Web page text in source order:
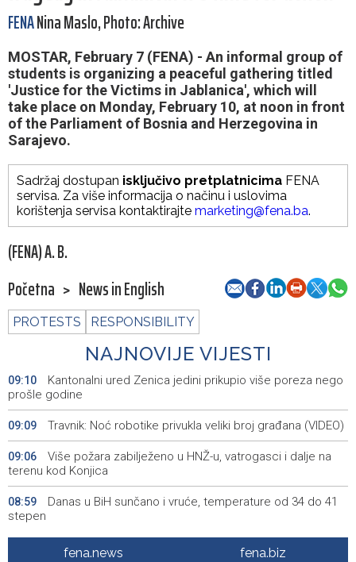
FENANina Maslo, Photo: Archive
MOSTAR, February 7 (FENA) - An informal group of
students is organizing a peaceful gathering titled
'Justice for the Victims in Jablanica', which will
take place on Monday, February 10, at noon in front
of the Parliament of Bosnia and Herzegovina in
Sarajevo.
Sadržaj dostupan isključivo pretplatnicima FENA
servisa. Za više informacija o načinu i uslovima
korištenja servisa kontaktirajte marketing@fena.ba.
(FENA) A. B.
Početna > News in English
PROTESTS RESPONSIBILITY
NAJNOVIJE VIJESTI
09:10
Kantonalni ured Zenica jedini prikupio više poreza nego
prošle godine
09:09 Travnik: Noć robotike privukla veliki broj građana (VIDEO)
09:06
Više požara zabilježeno u HNŽ-u, vatrogasci i dalje na
terenu kod Konjica
08:59
Danas u BiH sunčano i vruće, temperature od 34 do 41
stepen
POLITICO: Zašto ljudi žele posao u Evropskoj komisiji — i
fena.news fena.biz